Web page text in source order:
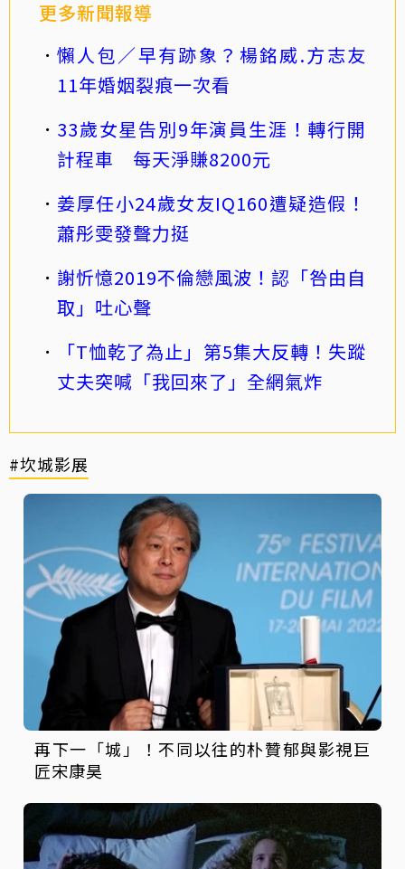
更多新聞報導
懶人包／早有跡象？楊銘威.方志友
11年婚姻裂痕一次看
33歲女星告別9年演員生涯！轉行開
計程車 每天淨賺8200元
姜厚任小24歲女友IQ160遭疑造假！
蕭彤雯發聲力挺
謝忻憶2019不倫戀風波！認「咎由自
取」吐心聲
「T恤乾了為止」第5集大反轉！失蹤
丈夫突喊「我回來了」全網氣炸
#坎城影展
再下一「城」！不同以往的朴贊郁與影視巨
匠宋康昊